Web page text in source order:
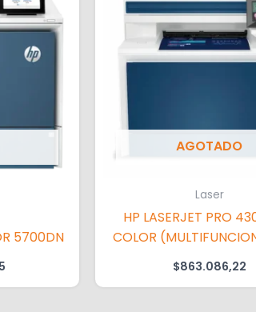
5700DN
AGOTADO
Laser
HP LASERJET PRO
COLOR
$863.086,22